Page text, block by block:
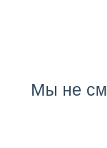
Мы не